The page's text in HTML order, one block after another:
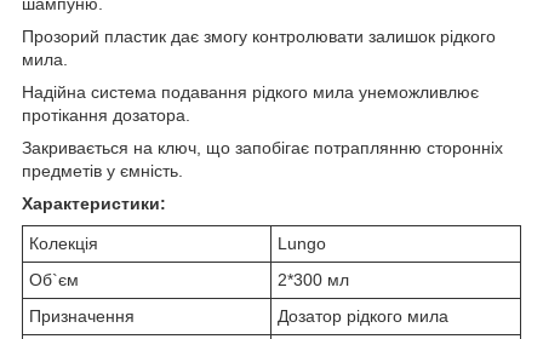
шампуню.
Прозорий пластик дає змогу контролювати залишок рідкого
мила.
Надійна система подавання рідкого мила унеможливлює
протікання дозатора.
Закривається на ключ, що запобігає потраплянню сторонніх
предметів у ємність.
Характеристики:
Колекція
Lungo
Об`єм
2*300 мл
Призначення
Дозатор рідкого мила